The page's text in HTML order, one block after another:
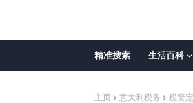
精准搜索 生活百科
主页 意大利税务 税警